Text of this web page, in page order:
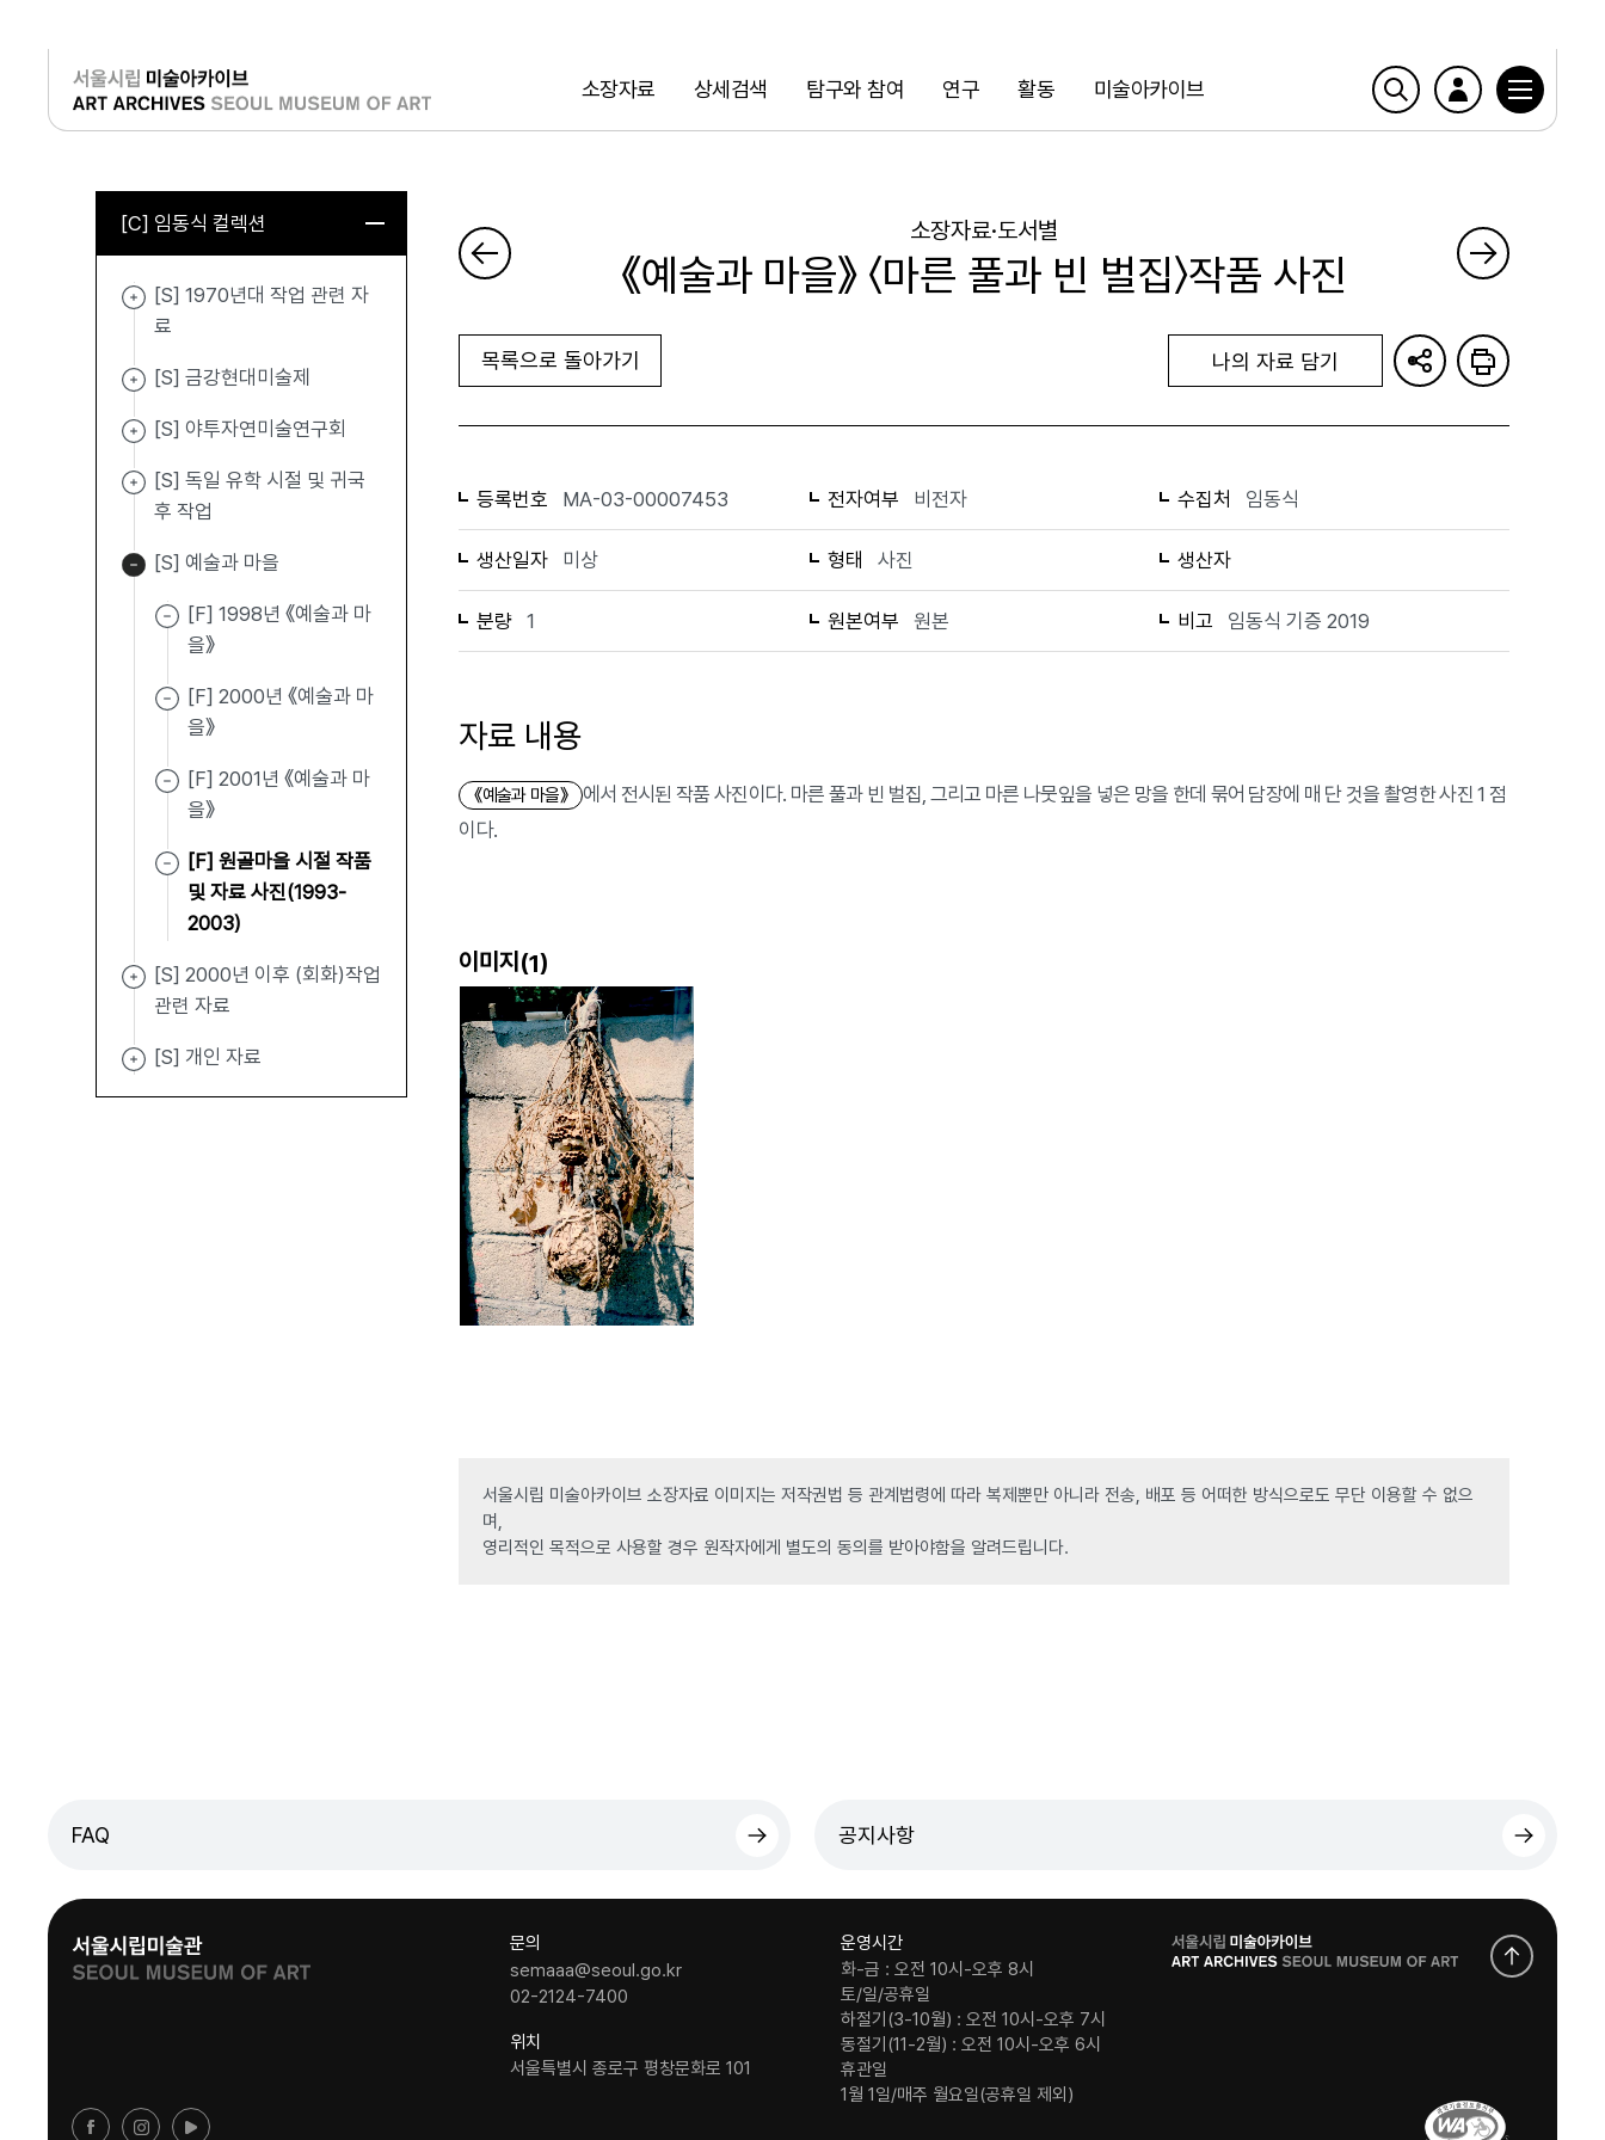
소장자료 상세검색 탐구와 참여 연구 활동 미술아카이브
검색
로그인
[C] 임동식 컬렉션
[S] 1970년대 작업 관련 자
료
[S] 금강현대미술제
[S] 야투자연미술연구회
[S] 독일 유학 시절 및 귀국
후 작업
[S] 예술과 마을
[F] 1998년 《예술과 마
을》
[F] 2000년 《예술과 마
을》
[F] 2001년 《예술과 마
을》
[F] 원골마을 시절 작품
및 자료 사진(1993-
2003)
[S] 2000년 이후 (회화)작업
관련 자료
[S] 개인 자료
소장자료·도서별
《예술과 마을》 〈마른 풀과 빈 벌집〉작품 사진
목록으로 돌아가기 나의 자료 담기
등록번호 MA-03-00007453 전자여부 비전자 수집처 임동식
생산일자 미상 형태 사진 생산자
분량 1 원본여부 원본 비고 임동식 기증 2019
자료 내용
《예술과 마을》
에서 전시된 작품 사진이다. 마른 풀과 빈 벌집, 그리고 마른 나뭇잎을 넣은 망을 한데 묶어 담장에 매 단 것을 촬영한 사진 1 점
이다.
이미지(1)
서울시립 미술아카이브 소장자료 이미지는 저작권법 등 관계법령에 따라 복제뿐만 아니라 전송, 배포 등 어떠한 방식으로도 무단 이용할 수 없으
며,
영리적인 목적으로 사용할 경우 원작자에게 별도의 동의를 받아야함을 알려드립니다.
FAQ 공지사항
문의
semaaa@seoul.go.kr
02-2124-7400
위치
서울특별시 종로구 평창문화로 101
운영시간
화-금 : 오전 10시-오후 8시
토/일/공휴일
하절기(3-10월) : 오전 10시-오후 7시
동절기(11-2월) : 오전 10시-오후 6시
휴관일
1월 1일/매주 월요일(공휴일 제외)
로
고